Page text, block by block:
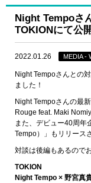
Night Tempoさ
TOKIONにて公
2022.01.26 MEDIA -
Night Tempoさんとの
ました！
Night Tempoさんの最
Rouge feat. Maki
また、デビュー40周年
Tempo）」もリリース
対談は後編もあるので
TOKION
Night Tempo × 野宮真